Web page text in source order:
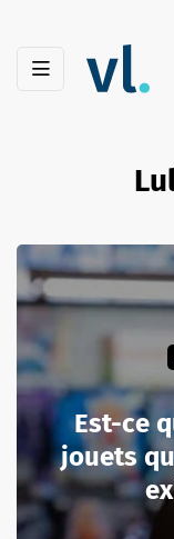
Est-ce
jouets